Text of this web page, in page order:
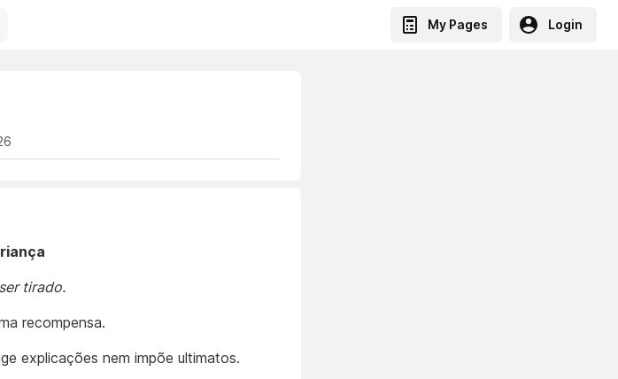
My Pages Login
tirado.
recompensa.
explicações nem impõe ultimatos.